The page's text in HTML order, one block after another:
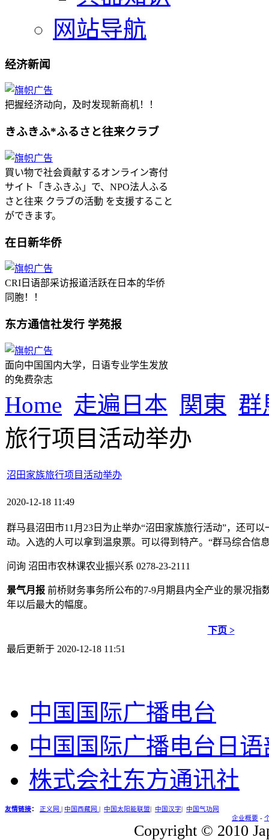
网站导航
经济新闻
把握经济动向，及时发现新商机！！
きふきふ*ふるさと往来クラブ
買い物で社会貢献するオンライン寄付
サイト「きふきふ」で、NPO法人ふる
さと往来 クラブの活動 を支援すること
ができます。
在日新华侨
CRI日语部采访报道活跃在日本的华侨
同胞！！
东方通信社发行 学苑报
面向中国国内大学，日语专业学生发放
的免费杂志
Home 走遍日本 関東 群
旅行项目活动举办
沼田家族旅行项目活动举办
2020-12-18 11:49
群马县沼田市11月23日为止举办“沼田家族旅行活动”，还可
动。入选的人可以拿到温泉票。可以得到特产。“群马综合信
问询 沼田市农林课农业振兴系 0278-23-2111
景气月报 前桥财务事务所公布的7-9月期县内全产业的景况指
年以后最大的幅度。
下页 >
最后更新于 2020-12-18 11:51
中国国际广播电台
中国国际广播电台日语
株式会社东方通讯社
友情链接： 正义网 中国西藏网 中国太阳能联盟 中国汉字
中国气功网
企业概要 -
Copyright © 2010